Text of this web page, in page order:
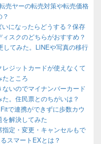
売ヤーの転売対策や転売価格
になったらどうする？保存
スクのどちらがおすすめ？
してみた。LINEや写真の移行
ジットカードが使えなくて
たところ
いのでマイナンバーカード
。住民票とのちがいは？
で連携ができずに歩数カウ
解決してみた
定・変更・キャンセルもで
スマートEXとは？